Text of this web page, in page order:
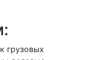
грузовых